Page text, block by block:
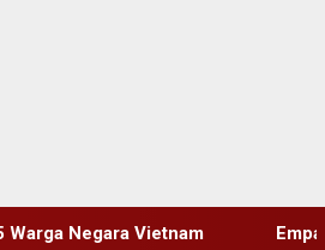
Empat Proyek Desa Rea